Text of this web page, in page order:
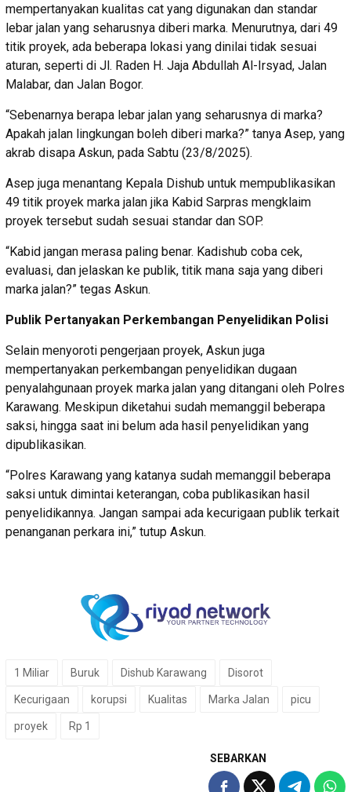
mempertanyakan kualitas cat yang digunakan dan standar
lebar jalan yang seharusnya diberi marka. Menurutnya, dari 49
titik proyek, ada beberapa lokasi yang dinilai tidak sesuai
aturan, seperti di Jl. Raden H. Jaja Abdullah Al-Irsyad, Jalan
Malabar, dan Jalan Bogor.
“Sebenarnya berapa lebar jalan yang seharusnya di marka?
Apakah jalan lingkungan boleh diberi marka?” tanya Asep, yang
akrab disapa Askun, pada Sabtu (23/8/2025).
Asep juga menantang Kepala Dishub untuk mempublikasikan
49 titik proyek marka jalan jika Kabid Sarpras mengklaim
proyek tersebut sudah sesuai standar dan SOP.
“Kabid jangan merasa paling benar. Kadishub coba cek,
evaluasi, dan jelaskan ke publik, titik mana saja yang diberi
marka jalan?” tegas Askun.
Publik Pertanyakan Perkembangan Penyelidikan Polisi
Selain menyoroti pengerjaan proyek, Askun juga
mempertanyakan perkembangan penyelidikan dugaan
penyalahgunaan proyek marka jalan yang ditangani oleh Polres
Karawang. Meskipun diketahui sudah memanggil beberapa
saksi, hingga saat ini belum ada hasil penyelidikan yang
dipublikasikan.
“Polres Karawang yang katanya sudah memanggil beberapa
saksi untuk dimintai keterangan, coba publikasikan hasil
penyelidikannya. Jangan sampai ada kecurigaan publik terkait
penanganan perkara ini,” tutup Askun.
1 Miliar Buruk Dishub Karawang Disorot
Kecurigaan korupsi Kualitas Marka Jalan picu
proyek Rp 1
SEBARKAN